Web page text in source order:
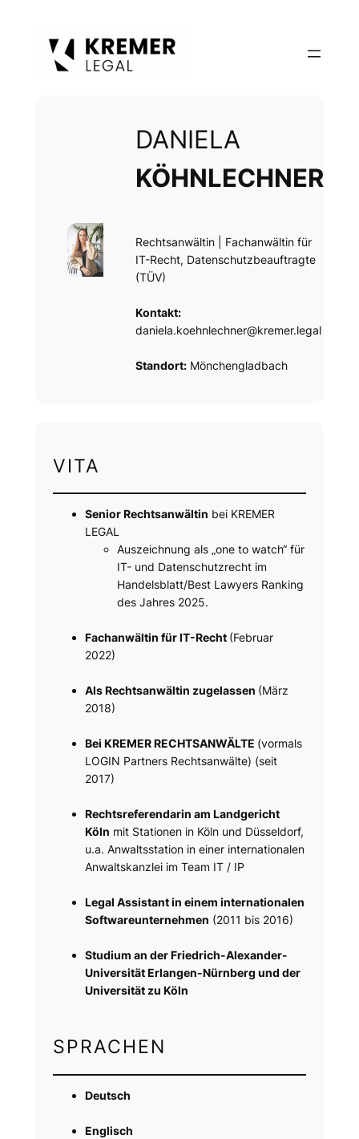
DANIELA
KÖHNLECHNER
Rechtsanwältin | Fachanwältin für
IT-Recht, Datenschutzbeauftragte
(TÜV)
Kontakt:
daniela.koehnlechner@kremer.legal
Standort: Mönchengladbach
VITA
Senior Rechtsanwältin bei KREMER
LEGAL
Auszeichnung als „one to watch“ für
IT- und Datenschutzrecht im
Handelsblatt/Best Lawyers Ranking
des Jahres 2025.
Fachanwältin für IT-Recht (Februar
2022)
Als Rechtsanwältin zugelassen (März
2018)
Bei KREMER RECHTSANWÄLTE (vormals
LOGIN Partners Rechtsanwälte) (seit
2017)
Rechtsreferendarin am Landgericht
Köln mit Stationen in Köln und Düsseldorf,
u.a. Anwaltsstation in einer internationalen
Anwaltskanzlei im Team IT / IP
Legal Assistant in einem internationalen
Softwareunternehmen (2011 bis 2016)
Studium an der Friedrich-Alexander-
Universität Erlangen-Nürnberg und der
Universität zu Köln
SPRACHEN
Deutsch
Englisch